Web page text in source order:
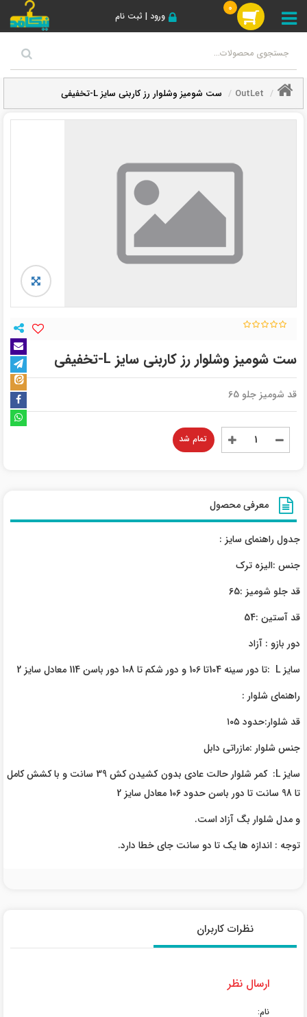
ورود | ثبت نام
0
OutLet ست شومیز وشلوار رز کاربنی سایز L-تخفیفی
ست شومیز وشلوار رز کاربنی سایز L-تخفیفی
قد شومیز جلو 65
تمام شد
معرفی محصول
جدول راهنمای سایز :
جنس :الیزه ترک
قد جلو شومیز :65
قد آستین :54
دور بازو : آزاد
سایز L :تا دور سینه 104تا 106 و دور شکم تا 108 دور باسن 114 معادل سایز 2
راهنمای شلوار :
قد شلوار:حدود ۱۰۵
جنس شلوار :مازراتی دابل
سایز L: کمر شلوار حالت عادی بدون کشیدن کش 39 سانت و با کشش کامل
تا 98 سانت تا دور باسن حدود 106 معادل سایز 2
و مدل شلوار بگ آزاد است.
توجه : اندازه ها یک تا دو سانت جای خطا دارد.
نظرات کاربران
ارسال نظر
نام: